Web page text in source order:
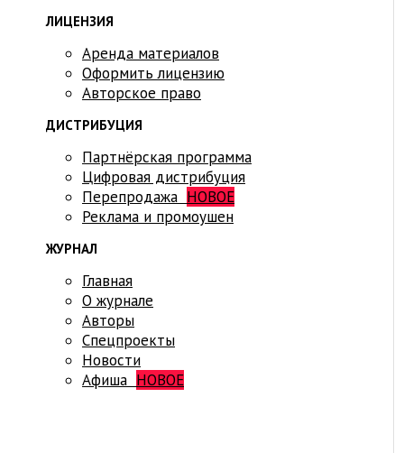
ЛИЦЕНЗИЯ
Аренда материалов
Оформить лицензию
Авторское право
ДИСТРИБУЦИЯ
Партнёрская программа
Цифровая дистрибуция
Перепродажа НОВОЕ
Реклама и промоушен
ЖУРНАЛ
Главная
О журнале
Авторы
Спецпроекты
Новости
Афиша НОВОЕ